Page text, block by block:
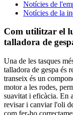
Notícies de
Notícies de la
Com utilitzar el
talladora de
Una de les tasques
talladora de gespa és
transeix és un
motor a les rodes,
suavitat i eficàcia. En
revisar i canviar l'oli
com fer-ho